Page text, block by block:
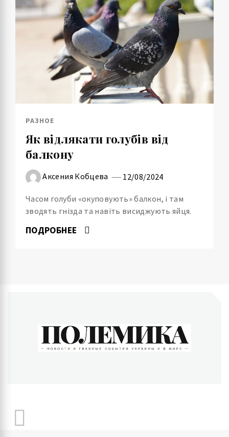
РАЗНОЕ
Як відлякати голубів від
балкону
Аксения Кобцева 12/08/2024
Часом голуби «окуповують» балкон, і там
зводять гнізда та навіть висиджують яйця.
ПОДРОБНЕЕ